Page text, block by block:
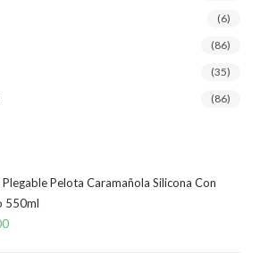
(6)
(86)
(35)
(86)
Pelota Caramañola Silicona Con
550ml